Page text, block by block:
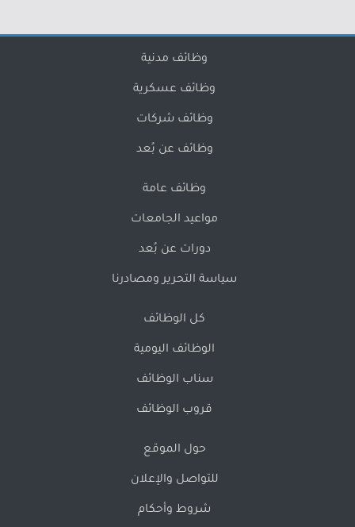
وظائف مدنية
وظائف عسكرية
وظائف شركات
وظائف عن بُعد
وظائف عامة
مواعيد الجامعات
دورات عن بُعد
سياسة التحرير ومصادرنا
كل الوظائف
الوظائف اليومية
سناب الوظائف
قروب الوظائف
حول الموقع
للتواصل والإعلان
شروط وأحكام